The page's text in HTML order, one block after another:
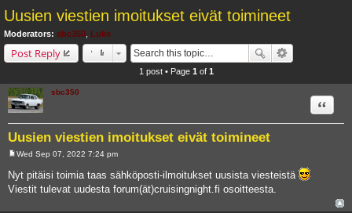
Uusien viestien imoitukset eivät toimineet
Moderators: sbc350 Luke
Post Reply
1 post • Page 1 of 1
sbc350
Uusien viestien imoitukset eivät toimineet
Quote
s
t
Wed Sep 07, 2022 7:24 pm
Nyt pitäisi toimia taas sähköposti-ilmoitukset uusista viesteistä
Viestit tulevat uudesta forum(ät)cruisingnight.fi osoitteesta.